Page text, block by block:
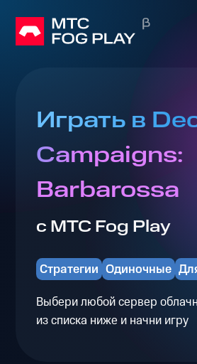
Играть в
Campaigns:
Barbarossa
с МТС Fog Play
Стратегии Одиночные
Выбери любой сервер
из списка ниже и начни игру